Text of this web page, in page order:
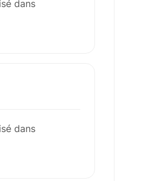
dans
dans